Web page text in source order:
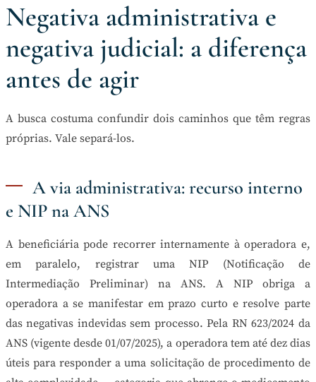
Negativa administrativa e
negativa judicial: a diferença
antes de agir
A busca costuma confundir dois caminhos que têm regras
próprias. Vale separá-los.
A via administrativa: recurso interno
e NIP na ANS
A beneficiária pode recorrer internamente à operadora e,
em paralelo, registrar uma NIP (Notificação de
Intermediação Preliminar) na ANS. A NIP obriga a
operadora a se manifestar em prazo curto e resolve parte
das negativas indevidas sem processo. Pela RN 623/2024 da
ANS (vigente desde 01/07/2025), a operadora tem até dez dias
úteis para responder a uma solicitação de procedimento de